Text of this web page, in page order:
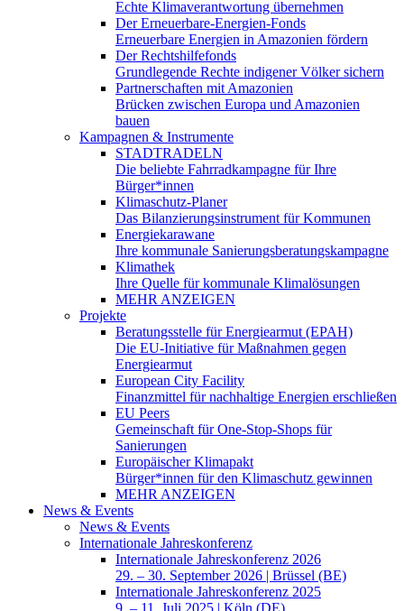
Echte Klimaverantwortung übernehmen
Der Erneuerbare-Energien-Fonds
Erneuerbare Energien in Amazonien fördern
Der Rechtshilfefonds
Grundlegende Rechte indigener Völker sichern
Partnerschaften mit Amazonien
Brücken zwischen Europa und Amazonien
bauen
Kampagnen & Instrumente
STADTRADELN
Die beliebte Fahrradkampagne für Ihre
Bürger*innen
Klimaschutz-Planer
Das Bilanzierungsinstrument für Kommunen
Energiekarawane
Ihre kommunale Sanierungsberatungskampagne
Klimathek
Ihre Quelle für kommunale Klimalösungen
MEHR ANZEIGEN
Projekte
Beratungsstelle für Energiearmut (EPAH)
Die EU-Initiative für Maßnahmen gegen
Energiearmut
European City Facility
Finanzmittel für nachhaltige Energien erschließen
EU Peers
Gemeinschaft für One-Stop-Shops für
Sanierungen
Europäischer Klimapakt
Bürger*innen für den Klimaschutz gewinnen
MEHR ANZEIGEN
News & Events
News & Events
Internationale Jahreskonferenz
Internationale Jahreskonferenz 2026
29. – 30. September 2026 | Brüssel (BE)
Internationale Jahreskonferenz 2025
9. – 11. Juli 2025 | Köln (DE)